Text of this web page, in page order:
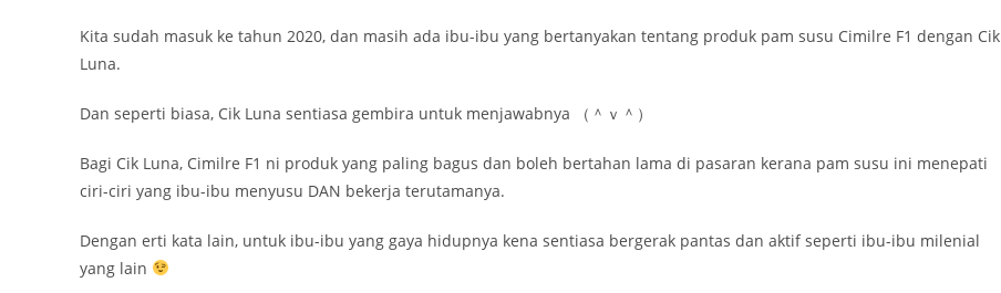
Kita sudah masuk ke tahun 2020, dan masih ada ibu-ibu yang bertanyakan tentang produk pam susu Cimilre F1 dengan Cik
Luna.
Dan seperti biasa, Cik Luna sentiasa gembira untuk menjawabnya （＾ｖ＾）
Bagi Cik Luna, Cimilre F1 ni produk yang paling bagus dan boleh bertahan lama di pasaran kerana pam susu ini menepati
ciri-ciri yang ibu-ibu menyusu DAN bekerja terutamanya.
Dengan erti kata lain, untuk ibu-ibu yang gaya hidupnya kena sentiasa bergerak pantas dan aktif seperti ibu-ibu milenial
yang lain